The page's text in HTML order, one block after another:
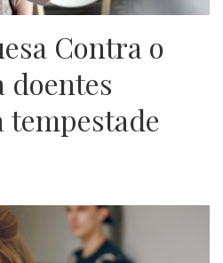
Contra o
doentes
tempestade